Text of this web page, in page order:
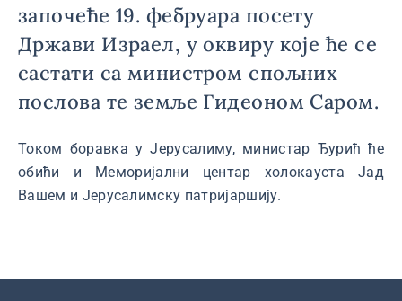
започеће 19. фебруара посету
Држави Израел, у оквиру које ће се
састати са министром спољних
послова те земље Гидеоном Саром.
Током боравка у Јерусалиму, министар Ђурић ће
обићи и Меморијални центар холокауста Јад
Вашем и Јерусалимску патријаршију.